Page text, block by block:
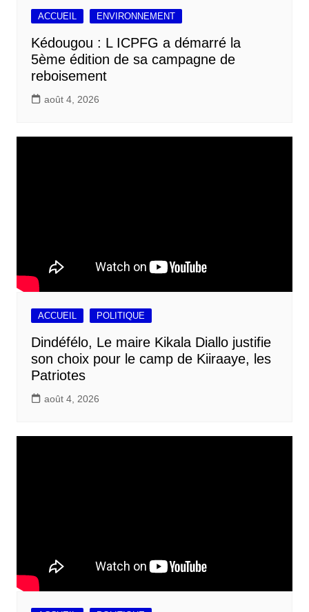
ACCUEIL ENVIRONNEMENT
Kédougou : L ICPFG a démarré la
5ème édition de sa campagne de
reboisement
août 4, 2026
ACCUEIL POLITIQUE
Dindéfélo, Le maire Kikala Diallo justifie
son choix pour le camp de Kiiraaye, les
Patriotes
août 4, 2026